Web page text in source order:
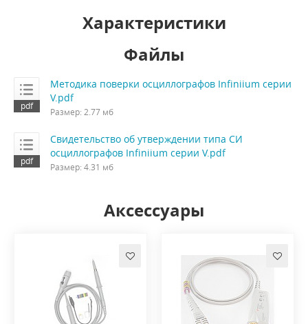
Характеристики
Файлы
Методика поверки осциллографов Infiniium серии
V.pdf
Размер: 2.77 мб
Свидетельство об утверждении типа СИ
осциллографов Infiniium серии V.pdf
Размер: 4.31 мб
Аксессуары